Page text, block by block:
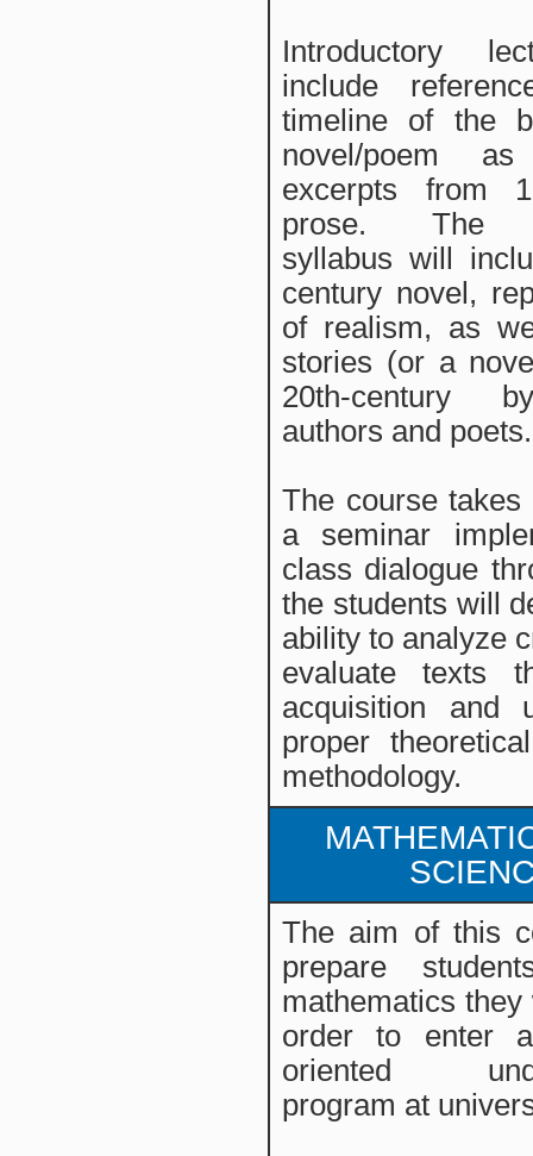
Introductory
include
timeline of the
novel/poem
excerpts from
prose. The
syllabus will
century novel,
of realism, as
stories (or a
20th-century
authors and poets.
The course
a seminar
class dialogue
the students will
ability to analyze
evaluate texts
acquisition and
proper
methodology.
The aim of this
prepare
mathematics
order to enter
oriented
program at